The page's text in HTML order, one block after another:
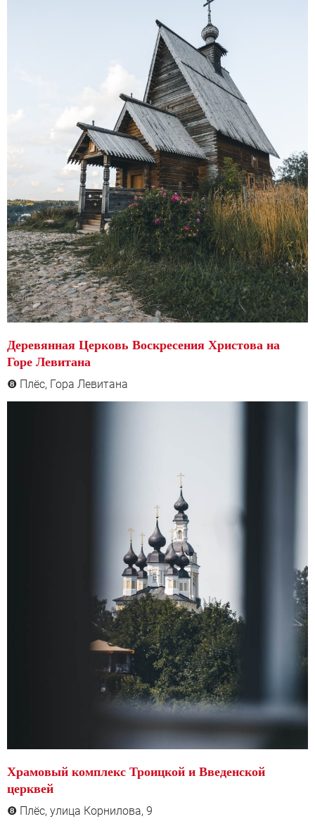
Деревянная Церковь Воскресения Христова на
Горе Левитана
❽ Плёс, Гора Левитана
Храмовый комплекс Троицкой и Введенской
церквей
❽ Плёс, улица Корнилова, 9